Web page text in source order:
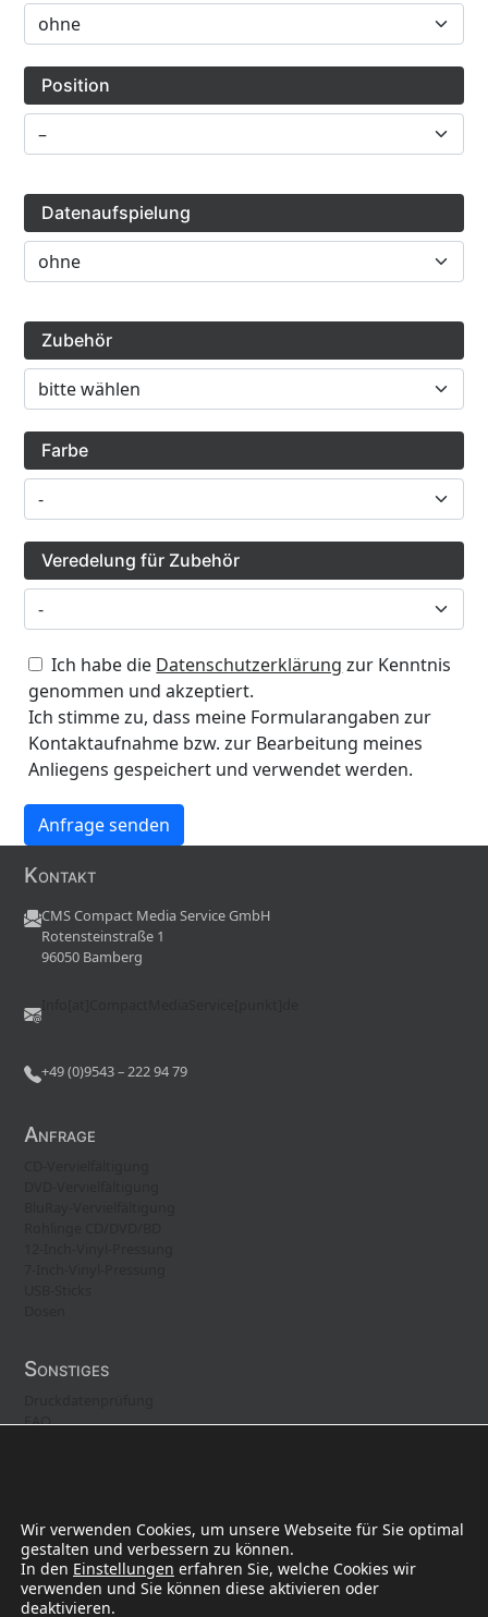
Position
Datenaufspielung
Zubehör
Farbe
Veredelung für Zubehör
Ich habe die Datenschutzerklärung zur Kenntnis
genommen und akzeptiert.
Ich stimme zu, dass meine Formularangaben zur
Kontaktaufnahme bzw. zur Bearbeitung meines
Anliegens gespeichert und verwendet werden.
Kontakt
CMS Compact Media Service GmbH
Rotensteinstraße 1
96050 Bamberg
+49 (0)9543 – 222 94 79
Anfrage
Sonstiges
FAQ
Über CMS
Was ist CMS?
Warum CMS?
Wir verwenden Cookies, um unsere Webseite für Sie optimal
gestalten und verbessern zu können.
In den Einstellungen erfahren Sie, welche Cookies wir
verwenden und Sie können diese aktivieren oder
deaktivieren.